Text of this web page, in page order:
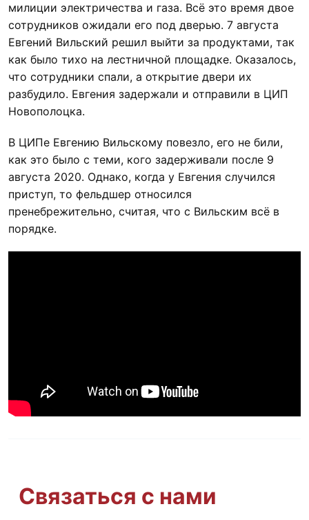
милиции электричества и газа. Всё это время двое
сотрудников ожидали его под дверью. 7 августа
Евгений Вильский решил выйти за продуктами, так
как было тихо на лестничной площадке. Оказалось,
что сотрудники спали, а открытие двери их
разбудило. Евгения задержали и отправили в ЦИП
Новополоцка.
В ЦИПе Евгению Вильскому повезло, его не били,
как это было с теми, кого задерживали после 9
августа 2020. Однако, когда у Евгения случился
приступ, то фельдшер относился
пренебрежительно, считая, что с Вильским всё в
порядке.
Связаться с нами